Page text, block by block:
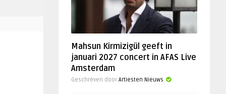
Mahsun Kirmizigül geeft in
januari 2027 concert in AFAS Live
Amsterdam
Geschreven door Artiesten Nieuws